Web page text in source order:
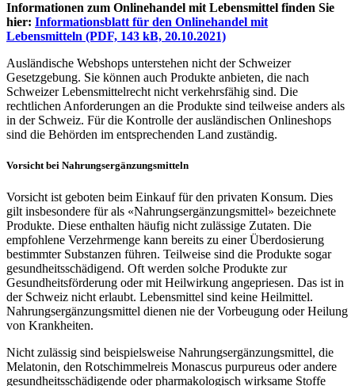
Informationen zum Onlinehandel mit Lebensmittel finden Sie
hier: Informationsblatt für den Onlinehandel mit
Lebensmitteln (PDF, 143 kB, 20.10.2021)
Ausländische Webshops unterstehen nicht der Schweizer
Gesetzgebung. Sie können auch Produkte anbieten, die nach
Schweizer Lebensmittelrecht nicht verkehrsfähig sind. Die
rechtlichen Anforderungen an die Produkte sind teilweise anders als
in der Schweiz. Für die Kontrolle der ausländischen Onlineshops
sind die Behörden im entsprechenden Land zuständig.
Vorsicht bei Nahrungsergänzungsmitteln
Vorsicht ist geboten beim Einkauf für den privaten Konsum. Dies
gilt insbesondere für als «Nahrungsergänzungsmittel» bezeichnete
Produkte. Diese enthalten häufig nicht zulässige Zutaten. Die
empfohlene Verzehrmenge kann bereits zu einer Überdosierung
bestimmter Substanzen führen. Teilweise sind die Produkte sogar
gesundheitsschädigend. Oft werden solche Produkte zur
Gesundheitsförderung oder mit Heilwirkung angepriesen. Das ist in
der Schweiz nicht erlaubt. Lebensmittel sind keine Heilmittel.
Nahrungsergänzungsmittel dienen nie der Vorbeugung oder Heilung
von Krankheiten.
Nicht zulässig sind beispielsweise Nahrungsergänzungsmittel, die
Melatonin, den Rotschimmelreis Monascus purpureus oder andere
gesundheitsschädigende oder pharmakologisch wirksame Stoffe